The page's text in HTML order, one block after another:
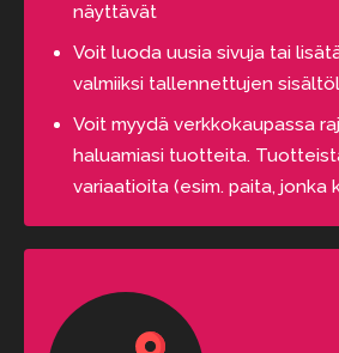
näyttävät
Voit luoda uusia sivuja tai
valmiiksi tallennettujen
Voit myydä verkkokaupassa
haluamiasi tuotteita.
variaatioita (esim. paita, jonka